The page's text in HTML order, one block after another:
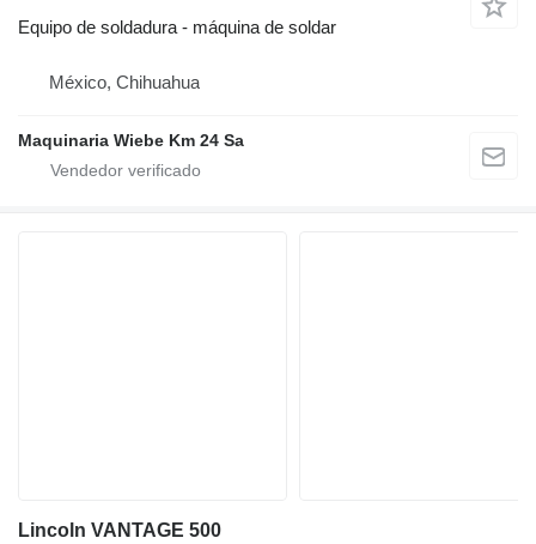
Equipo de soldadura - máquina de soldar
México, Chihuahua
Maquinaria Wiebe Km 24 Sa
Lincoln VANTAGE 500